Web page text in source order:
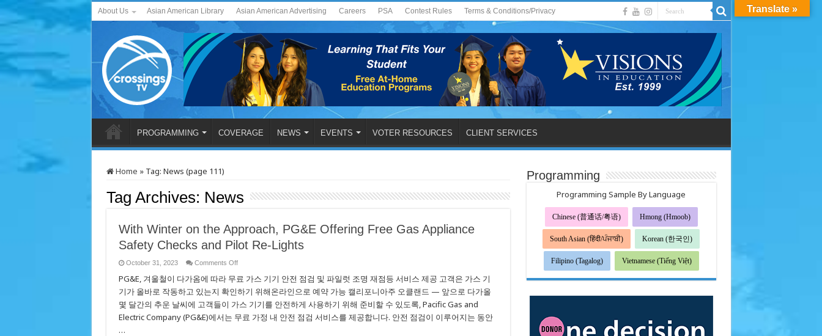
About Us Asian American Library Asian American Advertising Careers PSA Contest Rules Terms & Conditions/Privacy
PROGRAMMING COVERAGE NEWS EVENTS VOTER RESOURCES CLIENT SERVICES
Home » Tag: News (page 111)
Tag Archives: News
With Winter on the Approach, PG&E Offering Free Gas Appliance
Safety Checks and Pilot Re-Lights
October 31, 2023 Comments Offon
Winter
on
the
PG&E
Offering
Free
PG&E, 겨울철이 다가옴에 따라 무료 가스 기기 안전 점검 및 파일럿 조명 재점등 서비스 제공 고객은 가스 기
기가 올바로 작동하고 있는지 확인하기 위해온라인으로 예약 가능 캘리포니아주 오클랜드 — 앞으로 다가올
몇 달간의 추운 날씨에 고객들이 가스 기기를 안전하게 사용하기 위해 준비할 수 있도록, Pacific Gas and
Electric Company (PG&E)에서는 무료 가정 내 안전 점검 서비스를 제공합니다. 안전 점검이 이루어지는 동안
…
Programming
Programming Sample By Language
Chinese (普通话/粤语) Hmong (Hmoob)
South Asian (हिंदी/ਪੰਜਾਬੀ) Korean (한국인)
Filipino (Tagalog) Vietnamese (Tiếng Việt)
Translate »